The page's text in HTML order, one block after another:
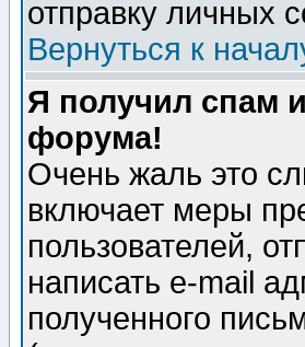
отправку личных
Вернуться к
Я получил спам
форума!
Очень жаль это
включает меры
пользователей,
написать e-mail
полученного